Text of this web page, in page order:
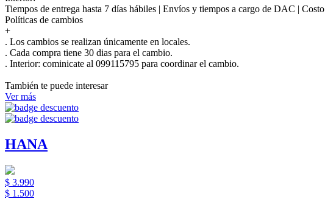
Tiempos de entrega hasta 7 días hábiles | Envíos y tiempos a cargo de DAC |
Políticas de cambios
+
. Los cambios se realizan únicamente en locales.
. Cada compra tiene 30 dias para el cambio.
. Interior: cominicate al 099115795 para coordinar el cambio.
También te puede interesar
Ver más
HANA
$ 3.990
$ 1.500